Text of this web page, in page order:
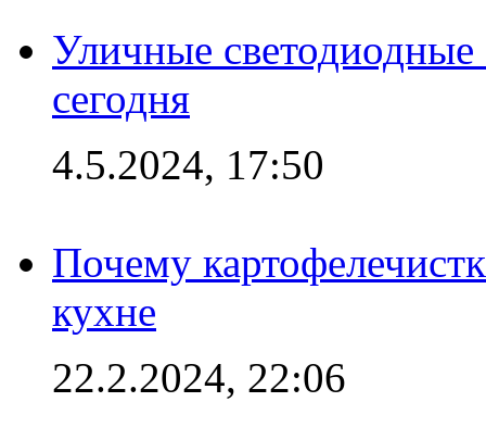
Уличные
сегодня
4.5.2024, 17:50
Почему
кухне
22.2.2024, 22:06